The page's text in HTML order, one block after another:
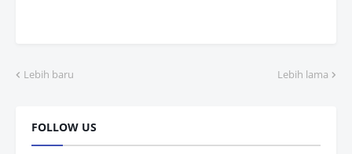
Lebih baru Lebih lama
FOLLOW US